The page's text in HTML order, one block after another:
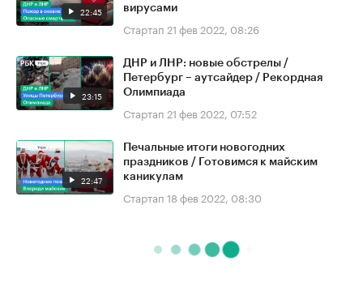
22:45
вирусами
Стартап 21 фев 2022, 08:26
23:15
ДНР и ЛНР: новые обстрелы /
Петербург – аутсайдер / Рекордная
Олимпиада
Стартап 21 фев 2022, 07:52
22:47
Печальные итоги новогодних
праздников / Готовимся к майским
каникулам
Стартап 18 фев 2022, 08:30